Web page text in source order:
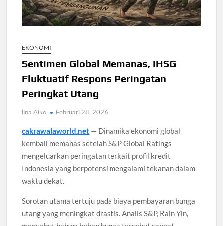
108 Pesantren Tangsel Dapat Internet Gratis dan
Pelatihan AI
Masalah Kaki Aktif Olahraga: 5 Cedera yang Sering Terjadi
EKONOMI
Sentimen Global Memanas, IHSG
Fluktuatif Respons Peringatan
Peringkat Utang
lina Aiko Februari 28, 2026
cakrawalaworld.net — Dinamika ekonomi global
kembali memanas setelah S&P Global Ratings
mengeluarkan peringatan terkait profil kredit
Indonesia yang berpotensi mengalami tekanan dalam
waktu dekat.
Sorotan utama tertuju pada biaya pembayaran bunga
utang yang meningkat drastis. Analis S&P, Rain Yin,